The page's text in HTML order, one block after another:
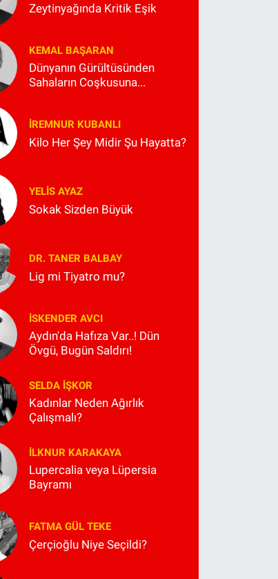
Zeytinyağında Kritik Eşik
KEMAL BAŞARAN
Dünyanın Gürültüsünden
Sahaların Coşkusuna...
İREMNUR KUBANLI
Kilo Her Şey Midir Şu Hayatta?
YELIS AYAZ
Sokak Sizden Büyük
DR. TANER BALBAY
Lig mi Tiyatro mu?
İSKENDER AVCI
Aydın'da Hafıza Var..! Dün
Övgü, Bugün Saldırı!
SELDA İŞKOR
Kadınlar Neden Ağırlık
Çalışmalı?
İLKNUR KARAKAYA
Lupercalia veya Lüpersia
Bayramı
FATMA GÜL TEKE
Çerçioğlu Niye Seçildi?